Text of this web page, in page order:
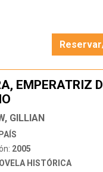
EMPERATRIZ
GILLIAN
2005
HISTÓRICA